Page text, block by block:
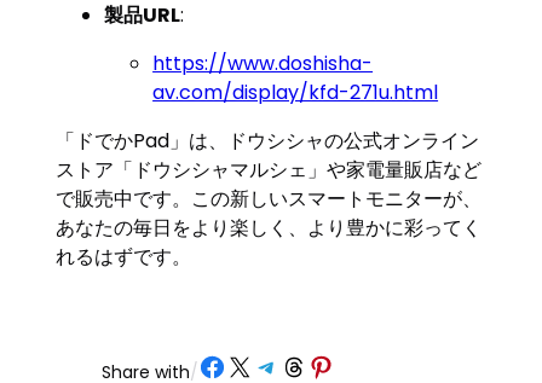
製品URL:
https://www.doshisha-
av.com/display/kfd-271u.html
「ドでかPad」は、ドウシシャの公式オンライン
ストア「ドウシシャマルシェ」や家電量販店など
で販売中です。この新しいスマートモニターが、
あなたの毎日をより楽しく、より豊かに彩ってく
れるはずです。
Share with/ Share on Facebook
Share on X Share on Telegram
Share on Threads
Share on Pinterest